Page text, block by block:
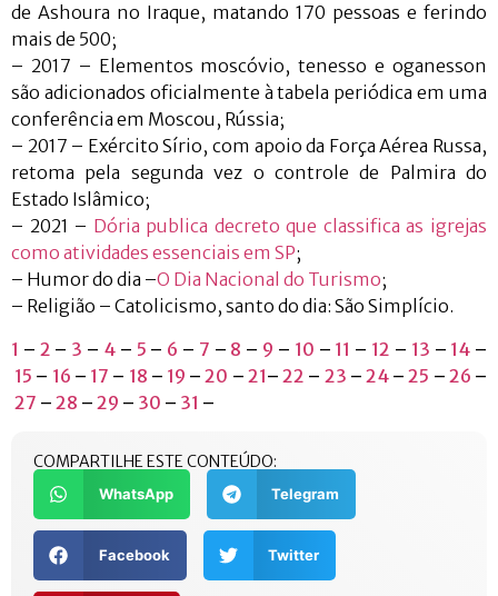
de Ashoura no Iraque, matando 170 pessoas e ferindo
mais de 500;
– 2017 – Elementos moscóvio, tenesso e oganesson
são adicionados oficialmente à tabela periódica em uma
conferência em Moscou, Rússia;
– 2017 – Exército Sírio, com apoio da Força Aérea Russa,
retoma pela segunda vez o controle de Palmira do
Estado Islâmico;
– 2021 – Dória publica decreto que classifica as igrejas
como atividades essenciais em SP;
– Humor do dia –O Dia Nacional do Turismo;
– Religião – Catolicismo, santo do dia: São Simplício.
1 – 2 – 3 – 4– 5 – 6 – 7 – 8 – 9 – 10 – 11 – 12 – 13 – 14 –
15 – 16 – 17 – 18 – 19 –20 – 21–22 – 23 – 24–25 – 26 –
27 – 28 – 29 – 30 – 31 –
COMPARTILHE ESTE CONTEÚDO:
WhatsApp Telegram
Facebook Twitter